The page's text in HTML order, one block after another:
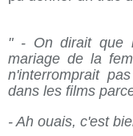
" - On dirait que
mariage de la
n'interromprait
dans les films
- Ah ouais, c'est